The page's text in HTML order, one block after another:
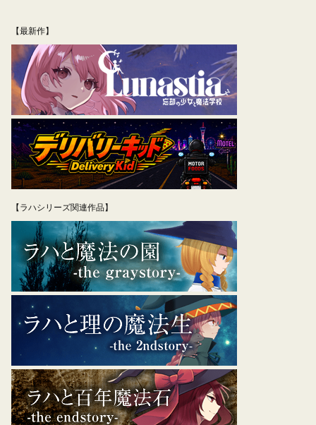
ョ
ン
【最新作】
【ラハシリーズ関連作品】